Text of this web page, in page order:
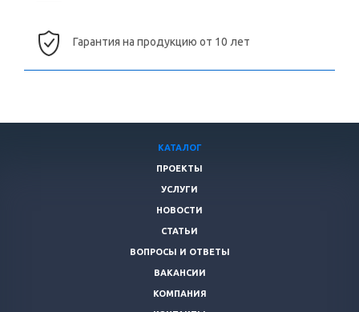
Гарантия на продукцию от 10 лет
КАТАЛОГ
ПРОЕКТЫ
УСЛУГИ
НОВОСТИ
СТАТЬИ
ВОПРОСЫ И ОТВЕТЫ
ВАКАНСИИ
КОМПАНИЯ